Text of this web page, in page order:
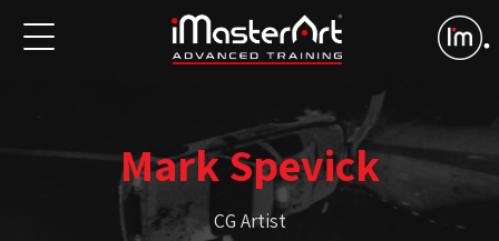
Mark Spevick
CG Artist